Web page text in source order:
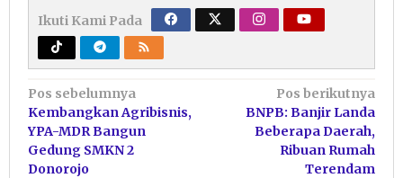
Ikuti Kami Pada
Navigasi
pos
Pos sebelumnya
Kembangkan Agribisnis,
YPA-MDR Bangun
Gedung SMKN 2
Donorojo
Pos berikutnya
BNPB: Banjir Landa
Beberapa Daerah,
Ribuan Rumah
Terendam